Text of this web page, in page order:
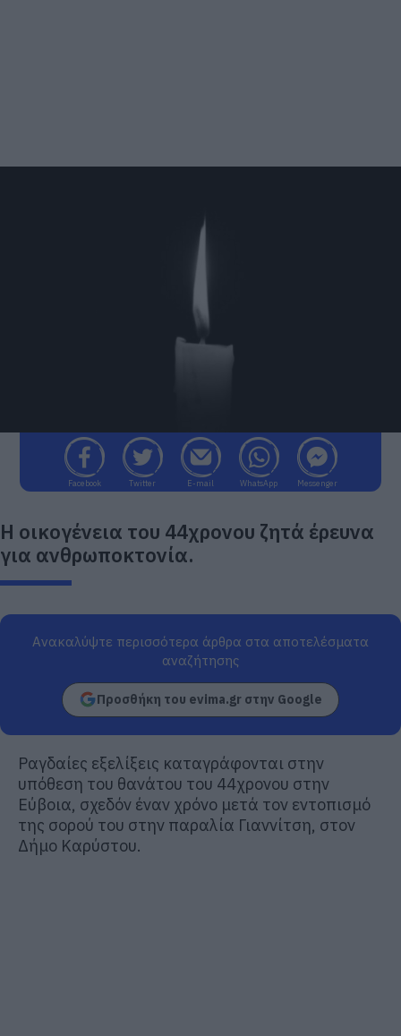
Facebook Twitter E-mail WhatsApp Messenger
Η οικογένεια του 44χρονου ζητά έρευνα
για ανθρωποκτονία.
Ανακαλύψτε περισσότερα άρθρα στα αποτελέσματα
αναζήτησης
Προσθήκη του evima.gr στην Google
Ραγδαίες εξελίξεις καταγράφονται στην
υπόθεση του θανάτου του 44χρονου στην
Εύβοια, σχεδόν έναν χρόνο μετά τον εντοπισμό
της σορού του στην παραλία Γιαννίτση, στον
Δήμο Καρύστου.